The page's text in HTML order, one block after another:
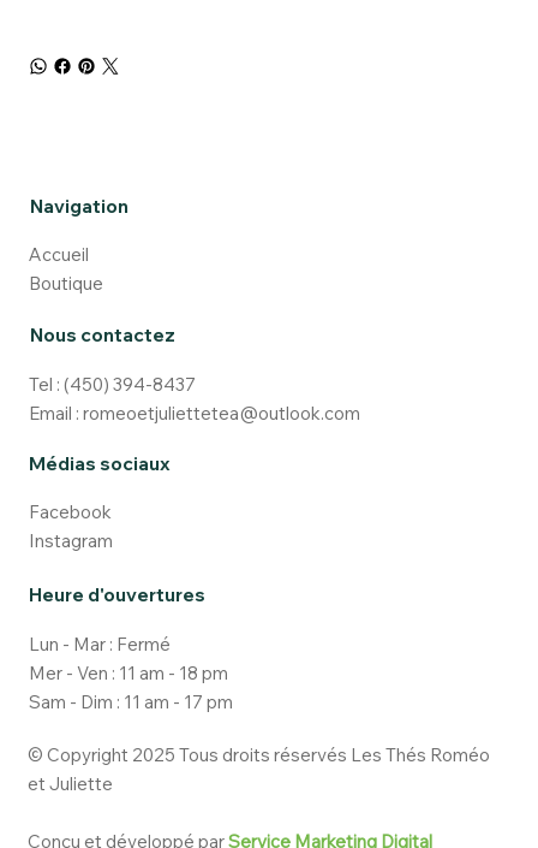
Navigation
Accueil
Boutique
Nous contactez
Tel :(450) 394-8437
Email :romeoetjuliettetea@outlook.com
Médias sociaux
Facebook
Instagram
Heure d'ouvertures
Lun - Mar : Fermé
Mer - Ven : 11 am - 18 pm
Sam - Dim : 11 am - 17 pm
© Copyright 2025 Tous droits réservés Les Thés Roméo
et Juliette
Conçu et développé parService Marketing Digital